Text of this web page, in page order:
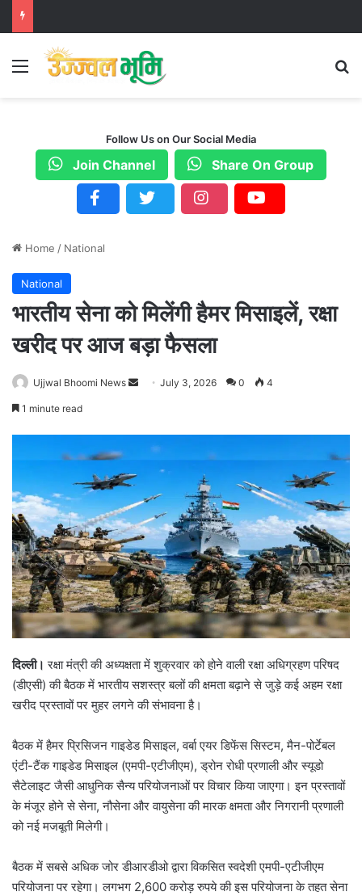
Menu
Follow Us on Our Social Media
Join Channel Share On Group
Home / National
National
भारतीय सेना को मिलेंगी हैमर मिसाइलें, रक्षा
खरीद पर आज बड़ा फैसला
Ujjwal Bhoomi News
e
m
a
i
l
July 3, 2026 0 4
1 minute read
दिल्ली। रक्षा मंत्री की अध्यक्षता में शुक्रवार को होने वाली रक्षा अधिग्रहण परिषद
(डीएसी) की बैठक में भारतीय सशस्त्र बलों की क्षमता बढ़ाने से जुड़े कई अहम रक्षा
खरीद प्रस्तावों पर मुहर लगने की संभावना है।
बैठक में हैमर प्रिसिजन गाइडेड मिसाइल, वर्बा एयर डिफेंस सिस्टम, मैन-पोर्टेबल
एंटी-टैंक गाइडेड मिसाइल (एमपी-एटीजीएम), ड्रोन रोधी प्रणाली और स्यूडो
सैटेलाइट जैसी आधुनिक सैन्य परियोजनाओं पर विचार किया जाएगा। इन प्रस्तावों
के मंजूर होने से सेना, नौसेना और वायुसेना की मारक क्षमता और निगरानी प्रणाली
को नई मजबूती मिलेगी।
बैठक में सबसे अधिक जोर डीआरडीओ द्वारा विकसित स्वदेशी एमपी-एटीजीएम
परियोजना पर रहेगा। लगभग 2,600 करोड़ रुपये की इस परियोजना के तहत सेना